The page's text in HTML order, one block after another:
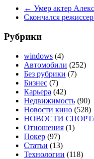
← Умер актер
Скончался
Рубрики
windows (4)
Автомобили (252)
Без рубрики (7)
Бизнес (7)
Карьера (42)
Недвижимость (90)
Новости кино (528)
НОВОСТИ
Отношения (1)
Покер (97)
Статьи (13)
Технологии (118)